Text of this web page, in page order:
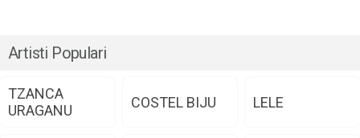
Artisti Populari
TZANCA
URAGANU
COSTEL BIJU LELE